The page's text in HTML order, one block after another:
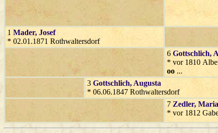
1 Mader, Josef
* 02.01.1871 Rothwaltersdorf
6 Gottschlich,
* vor 1810
oo ...
3 Gottschlich, Augusta
* 06.06.1847 Rothwaltersdorf
7 Zedler, Maria
* vor 1812